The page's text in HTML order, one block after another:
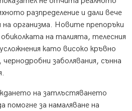
разпределение и дали вече
организма. Новите препоръки
на талията, телесния
като високо кръвно
заболявания, сънна
на затлъстяването
помогне за намаляване на